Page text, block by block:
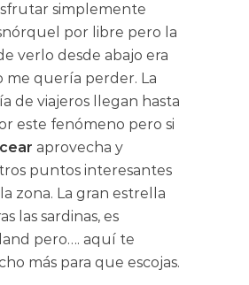
simplemente
por libre pero la
verlo desde abajo era
me quería perder. La
de viajeros llegan hasta
este fenómeno pero si
aprovecha y
puntos interesantes
zona. La gran estrella
las sardinas, es
pero…. aquí te
más para que escojas.